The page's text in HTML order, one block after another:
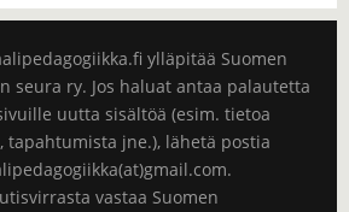
ylläpitää Suomen
seura ry. Jos haluat antaa palautetta
uutta sisältöä (esim. tietoa
tapahtumista jne.), lähetä postia
vastaa Suomen